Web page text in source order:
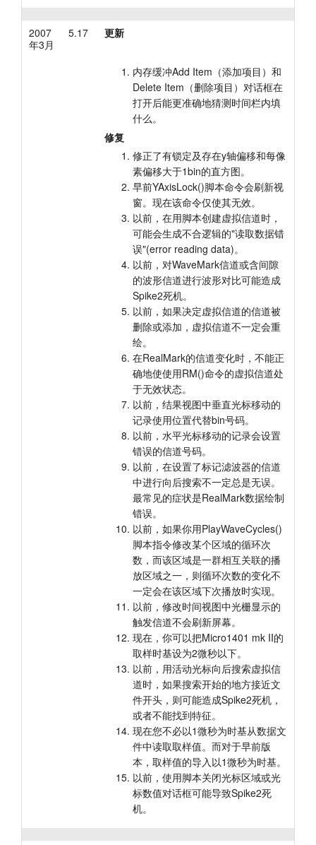
2007
年3月
5.17 更新
内存缓冲Add Item（添加项目）和
Delete Item（删除项目）对话框在
打开后能更准确地猜测时间栏内填
什么。
修复
修正了有锁定及存在y轴偏移和每像
素偏移大于1bin的直方图。
早前YAxisLock()脚本命令会刷新视
窗。现在该命令仅使其无效。
以前，在用脚本创建虚拟信道时，
可能会生成不合逻辑的"读取数据错
误"(error reading data)。
以前，对WaveMark信道或含间隙
的波形信道进行波形对比可能造成
Spike2死机。
以前，如果决定虚拟信道的信道被
删除或添加，虚拟信道不一定会重
绘。
在RealMark的信道变化时，不能正
确地使使用RM()命令的虚拟信道处
于无效状态。
以前，结果视图中垂直光标移动的
记录使用位置代替bin号码。
以前，水平光标移动的记录会设置
错误的信道号码。
以前，在设置了标记滤波器的信道
中进行向后搜索不一定总是无误。
最常见的症状是RealMark数据绘制
错误。
以前，如果你用PlayWaveCycles()
脚本指令修改某个区域的循环次
数，而该区域是一群相互关联的播
放区域之一，则循环次数的变化不
一定会在该区域下次播放时实现。
以前，修改时间视图中光栅显示的
触发信道不会刷新屏幕。
现在，你可以把Micro1401 mk II的
取样时基设为2微秒以下。
以前，用活动光标向后搜索虚拟信
道时，如果搜索开始的地方接近文
件开头，则可能造成Spike2死机，
或者不能找到特征。
现在您不必以1微秒为时基从数据文
件中读取取样值。而对于早前版
本，取样值的导入以1微秒为时基。
以前，使用脚本关闭光标区域或光
标数值对话框可能导致Spike2死
机。